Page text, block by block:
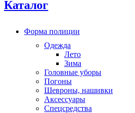
Каталог
Форма полиции
Одежда
Лето
Зима
Головные уборы
Погоны
Шевроны, нашивки
Аксессуары
Спецсредства